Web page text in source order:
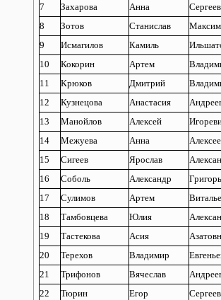
7
Захарова Анна
8
Зотов Станислав
9
Исмагилов Камиль
10
Кокорин Артем
11
Крюков Дмитрий
12
Кузнецова Анастасия
13
Манойлов Алексей
14
Межуева Анна
15
Сигеев Ярослав
16
Соболь Александр
17
Сулимов Артем
18
Тамбовцева Юлия
19
Тастекова Асия
20
Терехов Владимир
21
Трифонов Вячеслав
22
Тюрин Егор